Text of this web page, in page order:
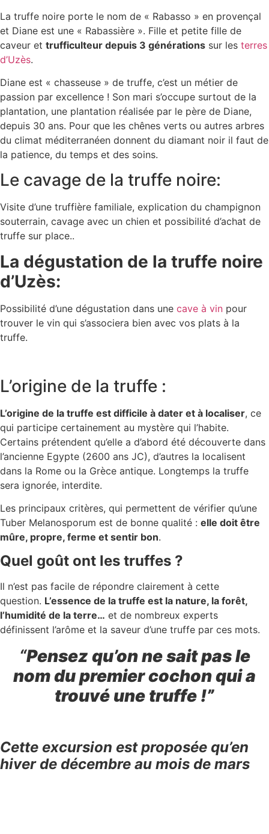
La truffe noire porte le nom de « Rabasso » en provençal
et Diane est une « Rabassière ». Fille et petite fille de
caveur et trufficulteur depuis 3 générations sur les terres
d’Uzès.
Diane est « chasseuse » de truffe, c’est un métier de
passion par excellence ! Son mari s’occupe surtout de la
plantation, une plantation réalisée par le père de Diane,
depuis 30 ans. Pour que les chênes verts ou autres arbres
du climat méditerranéen donnent du diamant noir il faut de
la patience, du temps et des soins.
Le cavage de la truffe noire:
Visite d’une truffière familiale, explication du champignon
souterrain, cavage avec un chien et possibilité d’achat de
truffe sur place..
La dégustation de la truffe noire
d’Uzès:
Possibilité d’une dégustation dans une cave à vin pour
trouver le vin qui s’associera bien avec vos plats à la
truffe.
L’origine de la truffe :
L’origine de la truffe est difficile à dater et à localiser, ce
qui participe certainement au mystère qui l’habite.
Certains prétendent qu’elle a d’abord été découverte dans
l’ancienne Egypte (2600 ans JC), d’autres la localisent
dans la Rome ou la Grèce antique. Longtemps la truffe
sera ignorée, interdite.
Les principaux critères, qui permettent de vérifier qu’une
Tuber Melanosporum est de bonne qualité : elle doit être
mûre, propre, ferme et sentir bon.
Quel goût ont les truffes ?
Il n’est pas facile de répondre clairement à cette
question. L’essence de la truffe est la nature, la forêt,
l’humidité de la terre… et de nombreux experts
définissent l’arôme et la saveur d’une truffe par ces mots.
“Pensez qu’on ne sait pas le
nom du premier cochon qui a
trouvé une truffe !”
Cette excursion est proposée qu’en
hiver de décembre au mois de mars